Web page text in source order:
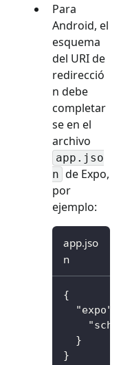
Para
Android, el
esquema
del URI de
redirecció
n debe
completar
se en el
archivo
app.jso
n de Expo,
por
ejemplo:
app.jso
n
{
"expo"
"scheme"
}
}